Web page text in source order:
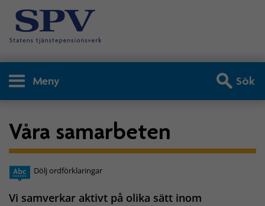
Meny Sök
Våra samarbeten
Dölj ordförklaringar
Vi samverkar aktivt på olika sätt inom